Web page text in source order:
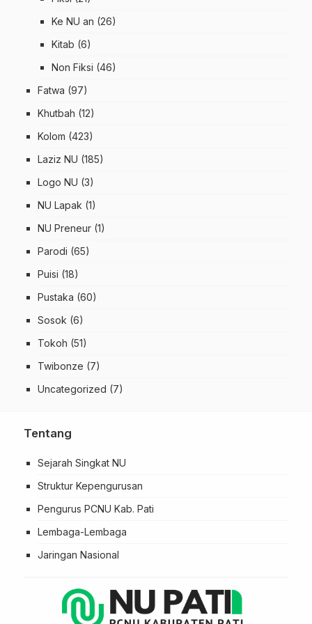
Ke NU an (26)
Kitab (6)
Non Fiksi (46)
Fatwa (97)
Khutbah (12)
Kolom (423)
Laziz NU (185)
Logo NU (3)
NU Lapak (1)
NU Preneur (1)
Parodi (65)
Puisi (18)
Pustaka (60)
Sosok (6)
Tokoh (51)
Twibonze (7)
Uncategorized (7)
Tentang
Sejarah Singkat NU
Struktur Kepengurusan
Pengurus PCNU Kab. Pati
Lembaga-Lembaga
Jaringan Nasional